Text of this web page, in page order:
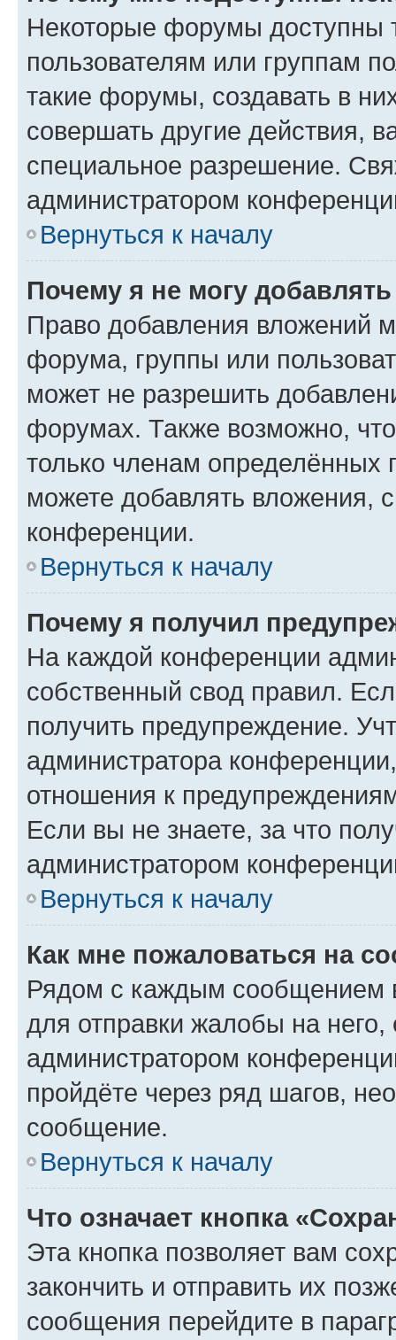
Некоторые форумы доступны
пользователям или группам
такие форумы, создавать в
совершать другие действия,
специальное разрешение.
администратором
Вернуться к началу
Почему я не могу
Право добавления вложений
форума, группы или
может не разрешить
форумах. Также возможно,
только членам определённых
можете добавлять вложения,
конференции.
Вернуться к началу
Почему я получил
На каждой конференции
собственный свод правил.
получить предупреждение.
администратора
отношения к
Если вы не знаете, за что
администратором
Вернуться к началу
Как мне пожаловаться на
Рядом с каждым сообщением
для отправки жалобы на
администратором
пройдёте через ряд шагов,
сообщение.
Вернуться к началу
Что означает кнопка
Эта кнопка позволяет вам
закончить и отправить их
сообщения перейдите в